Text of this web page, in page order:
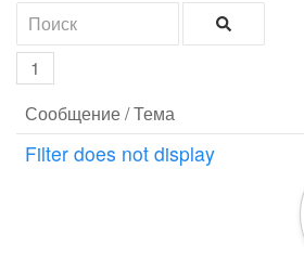
1
Сообщение / Тема
Filter does not display